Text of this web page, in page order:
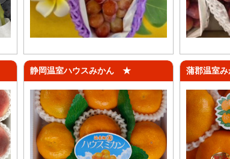
静岡温室ハウスみかん ★ 蒲郡温室